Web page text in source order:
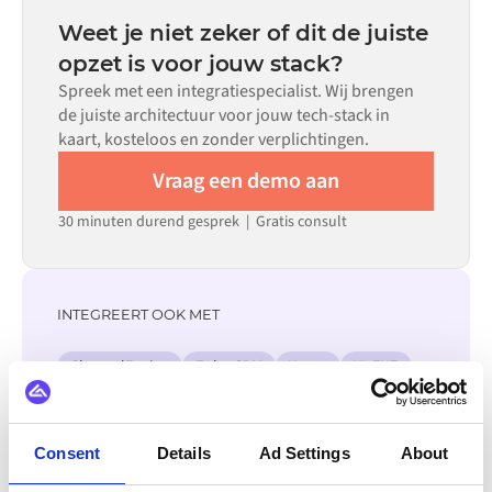
Consent Details Ad Settings About
datamapping, het aantal vereiste flows en je interne
beoordelingsproces. Voor veel systemen zijn er kant-en-
klare connectoren beschikbaar in de Alumio
marketplace, wat de insteltijd aanzienlijk verkort.
Weet je niet zeker of dit de juiste
opzet is voor jouw stack?
Spreek met een integratiespecialist. Wij brengen
de juiste architectuur voor jouw tech-stack in
kaart, kosteloos en zonder verplichtingen.
Vraag een demo aan
30 minuten durend gesprek | Gratis consult
INTEGREERT OOK MET
ChannelEngine Zoho CRM Yotpo
XL-ENZ
Virto Commerce
Bekijk alle Amazon integraties